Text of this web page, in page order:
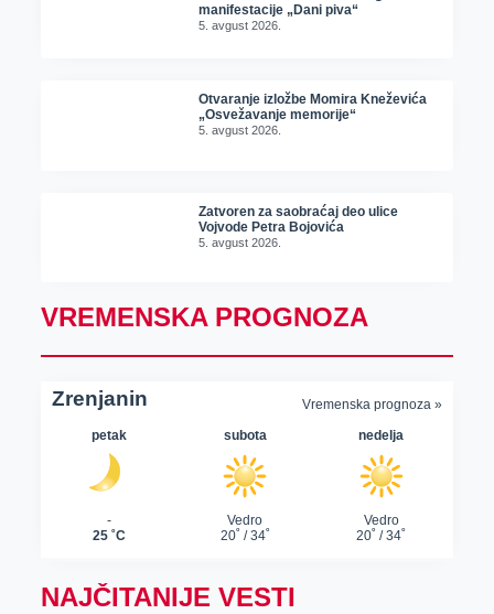
manifestacije „Dani piva“
5. avgust 2026.
Otvaranje izložbe Momira Kneževića
„Osvežavanje memorije“
5. avgust 2026.
Zatvoren za saobraćaj deo ulice
Vojvode Petra Bojovića
5. avgust 2026.
VREMENSKA PROGNOZA
NAJČITANIJE VESTI